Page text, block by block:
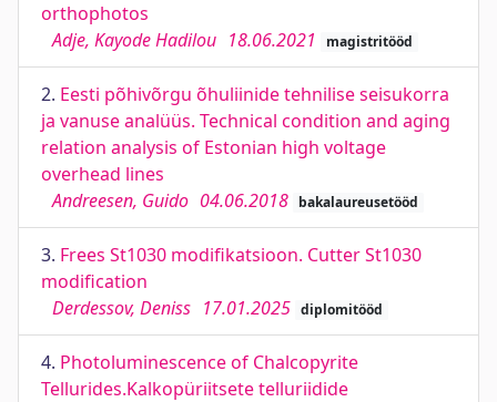
orthophotos
Adje, Kayode Hadilou 18.06.2021 magistritööd
2. Eesti põhivõrgu õhuliinide tehnilise seisukorra
ja vanuse analüüs. Technical condition and aging
relation analysis of Estonian high voltage
overhead lines
Andreesen, Guido 04.06.2018 bakalaureusetööd
3. Frees St1030 modifikatsioon. Cutter St1030
modification
Derdessov, Deniss 17.01.2025 diplomitööd
4. Photoluminescence of Chalcopyrite
Tellurides.Kalkopüriitsete telluriidide